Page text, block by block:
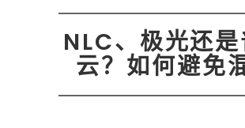
NLC、极光还
云？如何避免